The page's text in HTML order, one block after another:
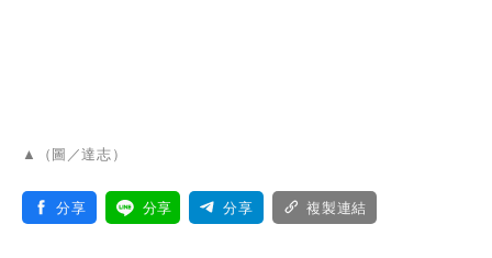
▲（圖／達志）
分享 分享 分享 複製連結